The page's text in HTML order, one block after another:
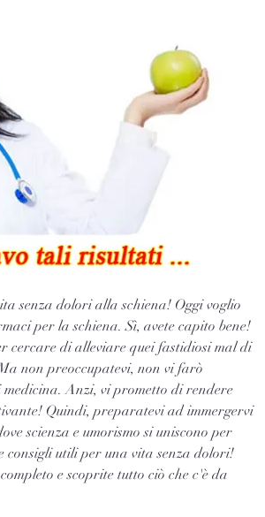
senza dolori alla schiena! Oggi voglio
per la schiena. Sì, avete capito bene!
cercare di alleviare quei fastidiosi mal di
non preoccupatevi, non vi farò
Anzi, vi prometto di rendere
Quindi, preparatevi ad immergervi
scienza e umorismo si uniscono per
consigli utili per una vita senza dolori!
e scoprite tutto ciò che c'è da